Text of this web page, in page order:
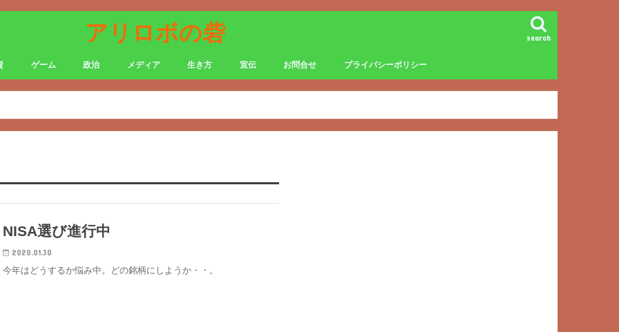
アリロボの砦 search
ゲーム 政治 メディア 生き方 宣伝 お問合せ プライバシーポリシー
NISA選び進行中
2020.01.30
今年はどうするか悩み中。どの銘柄にしようか・・。